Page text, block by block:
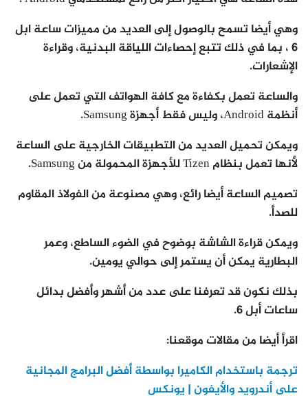
وهي أيضا تسمح بالوصول إلى العديد من مميزات ساعة ابل
6 ، بما في ذلك تتبع إحصاءات اللياقة البدنية، وقراءة
الإشعارات.
والساعة تعمل بكفاءة مع كافة الهواتف التي تعمل على
أنظمة Android، وليس فقط أجهزة Samsung.
ويمكن تحميل العديد من التطبيقات الخارجية على الساعة
لأنها تعمل بنظام Tizen للأجهزة المحمولة من Samsung.
تصميم الساعة أيضا رائع، وهي مصنوعة من الفولاذ المقاوم
للصدأ.
ويمكن قراءة الشاشة بوضوح في الضوء الساطع، وعمر
البطارية يمكن أن يستمر إلى حوالي يومين.
بذلك نكون قد تعرفنا على عدد من أشهر وأفضل بدائل
ساعات أبل 6.
اقرأ أيضا من مقالات موقعنا:
ترجمة باستخدام الكاميرا بواسطة أفضل البرامج المجانية
على أندرويد والأيفون | يونكس